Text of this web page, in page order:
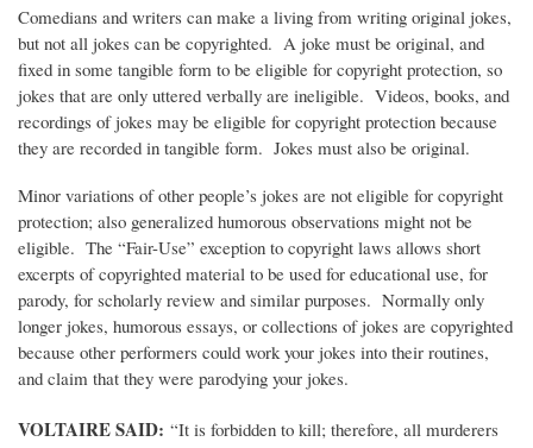
Comedians and writers can make a living from writing original jokes,
but not all jokes can be copyrighted. A joke must be original, and
fixed in some tangible form to be eligible for copyright protection, so
jokes that are only uttered verbally are ineligible. Videos, books, and
recordings of jokes may be eligible for copyright protection because
they are recorded in tangible form. Jokes must also be original.
Minor variations of other people’s jokes are not eligible for copyright
protection; also generalized humorous observations might not be
eligible. The “Fair-Use” exception to copyright laws allows short
excerpts of copyrighted material to be used for educational use, for
parody, for scholarly review and similar purposes. Normally only
longer jokes, humorous essays, or collections of jokes are copyrighted
because other performers could work your jokes into their routines,
and claim that they were parodying your jokes.
VOLTAIRE SAID: “It is forbidden to kill; therefore, all murderers